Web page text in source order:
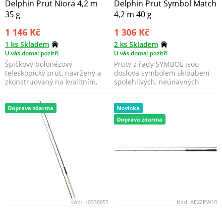
Delphin Prut Niora 4,2 m
35 g
1 146 Kč
1 ks Skladem
U vás doma: pozítří
Špičkový bolonézový
teleskopický prut, navržený a
zkonstruovaný na kvalitním,
Delphin Prut Symbol Match
4,2 m 40 g
1 306 Kč
2 ks Skladem
U vás doma: pozítří
Pruty z řady SYMBOL jsou
doslova symbolem skloubení
spolehlivých, neúnavných
Doprava zdarma
Kód: K0330055
Novinka
Doprava zdarma
Kód: AEX2PW10